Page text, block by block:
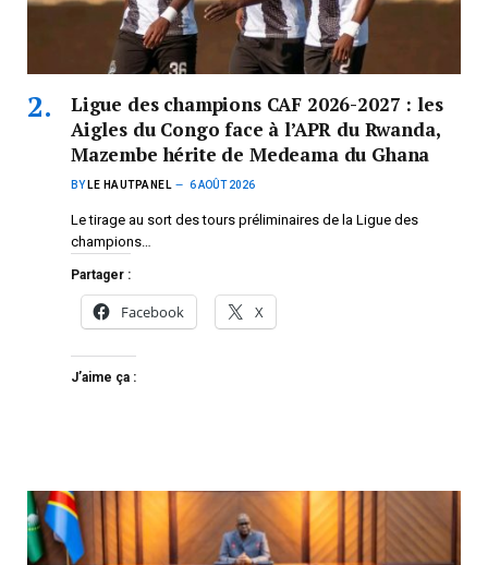
Ligue des champions CAF 2026-2027 : les
Aigles du Congo face à l’APR du Rwanda,
Mazembe hérite de Medeama du Ghana
BY LE HAUTPANEL 6 AOÛT 2026
Le tirage au sort des tours préliminaires de la Ligue des
champions…
Partager :
Facebook X
J’aime ça :